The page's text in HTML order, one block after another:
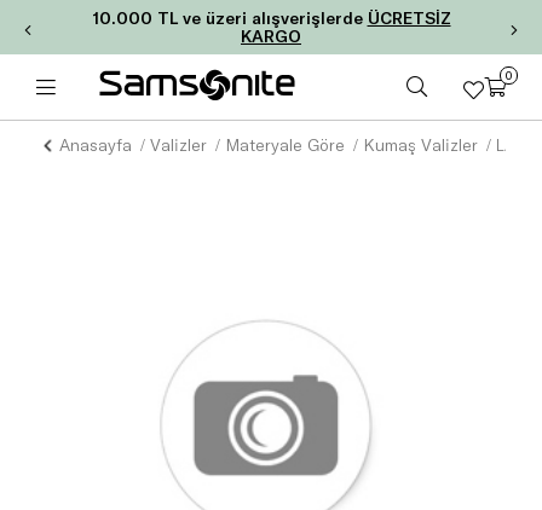
10.000 TL ve üzeri alışverişlerde ÜCRETSİZ
KARGO
0
Anasayfa Valizler Materyale Göre Kumaş Valizler LADY